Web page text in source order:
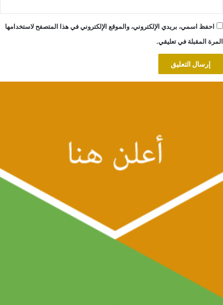
احفظ اسمي، بريدي الإلكتروني، والموقع الإلكتروني في هذا المتصفح لاستخدامها
المرة المقبلة في تعليقي.